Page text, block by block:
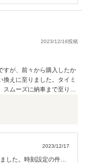
2023/12/16投稿
すが、前々から購入したか
えに至りました。タイミ
スムーズに納車まで至りま
・・・納車時に車の時刻
ビのつけかえ。有料であ
2023/12/17
した。時刻設定の件、